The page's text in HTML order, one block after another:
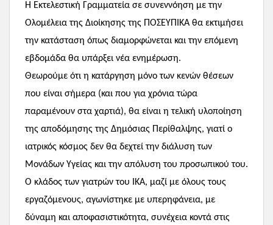
Η Εκτελεστική Γραμματεία σε συνεννόηση με την
Ολομέλεια της Διοίκησης της ΠΟΣΕΥΠΙΚΑ θα εκτιμήσει
την κατάσταση όπως διαμορφώνεται και την επόμενη
εβδομάδα θα υπάρξει νέα ενημέρωση.
Θεωρούμε ότι η κατάργηση μόνο των κενών θέσεων
που είναι σήμερα (και που για χρόνια τώρα
παραμένουν στα χαρτιά), θα είναι η τελική υλοποίηση
της αποδόμησης της Δημόσιας Περίθαλψης, γιατί ο
ιατρικός κόσμος δεν θα δεχτεί την διάλυση των
Μονάδων Υγείας και την απόλυση του προσωπικού του.
Ο κλάδος των γιατρών του ΙΚΑ, μαζί με όλους τους
εργαζόμενους, αγωνίστηκε με υπερηφάνεια, με
δύναμη και αποφασιστικότητα, συνέχεια κοντά στις